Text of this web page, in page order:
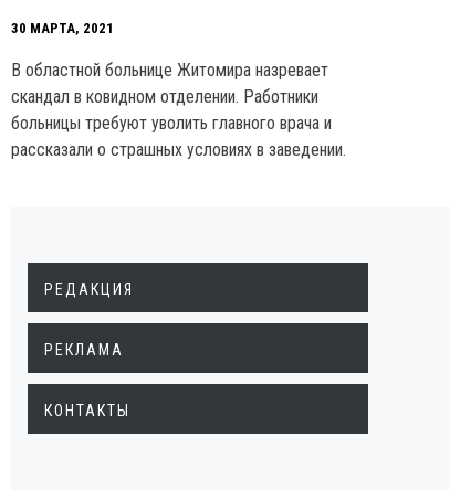
30 МАРТА, 2021
В областной больнице Житомира назревает
скандал в ковидном отделении. Работники
больницы требуют уволить главного врача и
рассказали о страшных условиях в заведении.
РЕДАКЦИЯ
РЕКЛАМА
КОНТАКТЫ